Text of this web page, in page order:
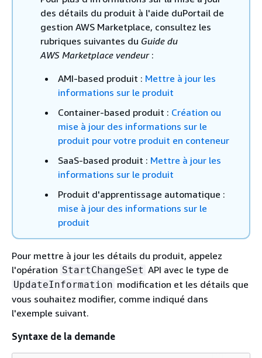
des détails du produit à l'aide duPortail de
gestion AWS Marketplace, consultez les
rubriques suivantes du Guide du
AWS Marketplace vendeur:
AMI-based produit : Mettre à jour les
informations sur le produit
Container-based produit : Création ou
mise à jour des informations sur le
produit pour votre produit en conteneur
SaaS-based produit : Mettre à jour les
informations sur le produit
Produit d'apprentissage automatique :
mise à jour des informations sur le
produit
Pour mettre à jour les détails du produit, appelez
l'opération StartChangeSet API avec le type de
UpdateInformation modification et les détails que
vous souhaitez modifier, comme indiqué dans
l'exemple suivant.
Syntaxe de la demande